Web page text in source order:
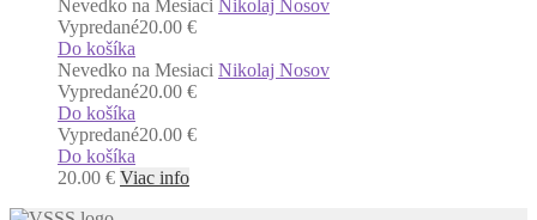
Nevedko na Mesiaci Nikolaj Nosov
Vypredané20.00 €
Do košíka
Nevedko na Mesiaci Nikolaj Nosov
Vypredané20.00 €
Do košíka
Vypredané20.00 €
Do košíka
20.00 € Viac info